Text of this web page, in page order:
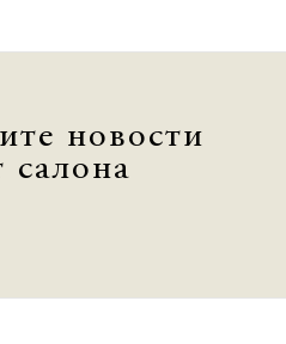
новости
салона